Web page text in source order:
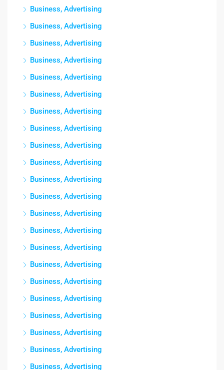
Business, Advertising
Business, Advertising
Business, Advertising
Business, Advertising
Business, Advertising
Business, Advertising
Business, Advertising
Business, Advertising
Business, Advertising
Business, Advertising
Business, Advertising
Business, Advertising
Business, Advertising
Business, Advertising
Business, Advertising
Business, Advertising
Business, Advertising
Business, Advertising
Business, Advertising
Business, Advertising
Business, Advertising
Business, Advertising